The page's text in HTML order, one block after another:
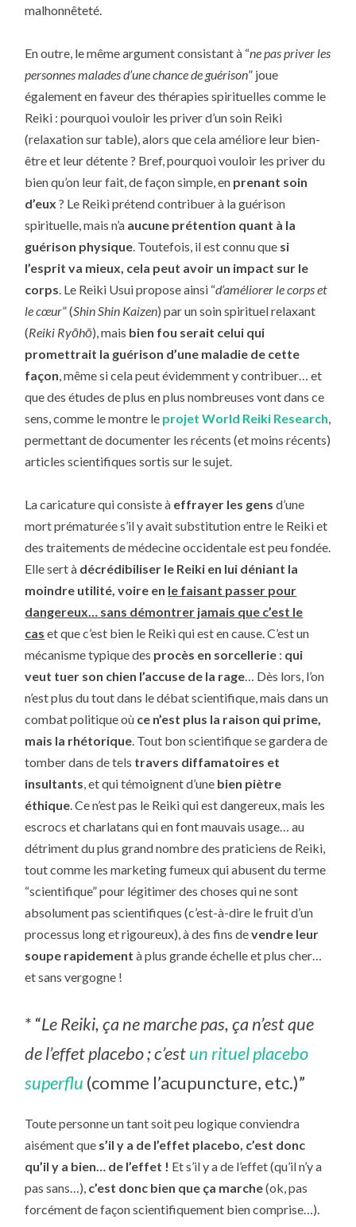
malhonnêteté.
En outre, le même argument consistant à “ne pas priver les
personnes malades d’une chance de guérison” joue
également en faveur des thérapies spirituelles comme le
Reiki : pourquoi vouloir les priver d’un soin Reiki
(relaxation sur table), alors que cela améliore leur bien-
être et leur détente ? Bref, pourquoi vouloir les priver du
bien qu’on leur fait, de façon simple, en prenant soin
d’eux ? Le Reiki prétend contribuer à la guérison
spirituelle, mais n’a aucune prétention quant à la
guérison physique. Toutefois, il est connu que si
l’esprit va mieux, cela peut avoir un impact sur le
corps. Le Reiki Usui propose ainsi “d’améliorer le corps et
le cœur” (Shin Shin Kaizen) par un soin spirituel relaxant
(Reiki Ryōhō), mais bien fou serait celui qui
promettrait la guérison d’une maladie de cette
façon, même si cela peut évidemment y contribuer… et
que des études de plus en plus nombreuses vont dans ce
sens, comme le montre le projet World Reiki Research,
permettant de documenter les récents (et moins récents)
articles scientifiques sortis sur le sujet.
La caricature qui consiste à effrayer les gens d’une
mort prématurée s’il y avait substitution entre le Reiki et
des traitements de médecine occidentale est peu fondée.
Elle sert à décrédibiliser le Reiki en lui déniant la
moindre utilité, voire en le faisant passer pour
dangereux… sans démontrer jamais que c’est le
cas et que c’est bien le Reiki qui est en cause. C’est un
mécanisme typique des procès en sorcellerie : qui
veut tuer son chien l’accuse de la rage… Dès lors, l’on
n’est plus du tout dans le débat scientifique, mais dans un
combat politique où ce n’est plus la raison qui prime,
mais la rhétorique. Tout bon scientifique se gardera de
tomber dans de tels travers diffamatoires et
insultants, et qui témoignent d’une bien piètre
éthique. Ce n’est pas le Reiki qui est dangereux, mais les
escrocs et charlatans qui en font mauvais usage… au
détriment du plus grand nombre des praticiens de Reiki,
tout comme les marketing fumeux qui abusent du terme
“scientifique” pour légitimer des choses qui ne sont
absolument pas scientifiques (c’est-à-dire le fruit d’un
processus long et rigoureux), à des fins devendre leur
soupe rapidement à plus grande échelle et plus cher…
et sans vergogne !
* “Le Reiki, ça ne marche pas, ça n’est que
de l’effet placebo ; c’estun rituel placebo
superflu (comme l’acupuncture, etc.)”
Toute personne un tant soit peu logique conviendra
aisément que s’il y a de l’effet placebo, c’est donc
qu’il y a bien… de l’effet ! Et s’il y a de l’effet (qu’il n’y a
pas sans…), c’est donc bien que ça marche(ok, pas
forcément de façon scientifiquement bien comprise…).